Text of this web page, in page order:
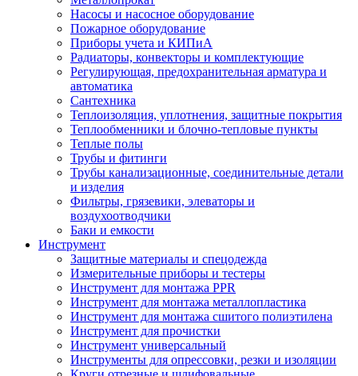
Насосы и насосное оборудование
Пожарное оборудование
Приборы учета и КИПиА
Радиаторы, конвекторы и комплектующие
Регулирующая, предохранительная арматура и
автоматика
Сантехника
Теплоизоляция, уплотнения, защитные покрытия
Теплообменники и блочно-тепловые пункты
Теплые полы
Трубы и фитинги
Трубы канализационные, соединительные детали
и изделия
Фильтры, грязевики, элеваторы и
воздухоотводчики
Баки и емкости
Инструмент
Защитные материалы и спецодежда
Измерительные приборы и тестеры
Инструмент для монтажа PPR
Инструмент для монтажа металлопластика
Инструмент для монтажа сшитого полиэтилена
Инструмент для прочистки
Инструмент универсальный
Инструменты для опрессовки, резки и изоляции